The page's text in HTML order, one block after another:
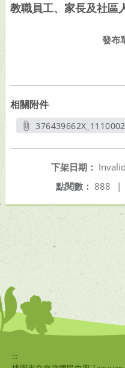
教職員工、家長及社區
發布
相關附件
下架日期：
點閱數： 888 |
:::